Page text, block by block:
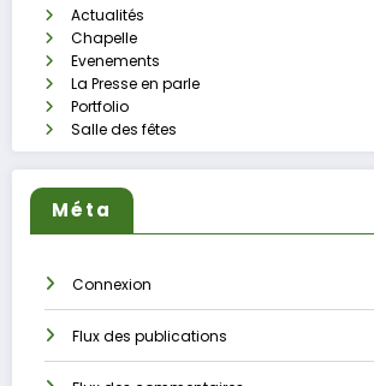
Actualités
Chapelle
Evenements
La Presse en parle
Portfolio
Salle des fêtes
Méta
Connexion
Flux des publications